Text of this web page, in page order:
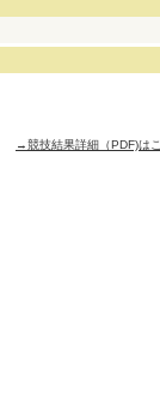
→競技結果詳細（PDF)は